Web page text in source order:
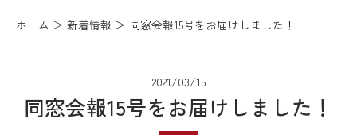
ホーム 新着情報 同窓会報15号をお届けしました！
2021/03/15
同窓会報15号をお届けしました！